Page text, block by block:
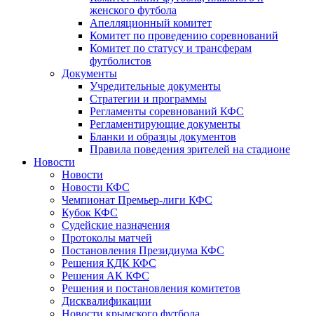
женского футбола
Апелляционный комитет
Комитет по проведению соревнований
Комитет по статусу и трансферам
футболистов
Документы
Учредительные документы
Стратегии и программы
Регламенты соревнований КФС
Регламентирующие документы
Бланки и образцы документов
Правила поведения зрителей на стадионе
Новости
Новости
Новости КФС
Чемпионат Премьер-лиги КФС
Кубок КФС
Судейские назначения
Протоколы матчей
Постановления Президиума КФС
Решения КДК КФС
Решения АК КФС
Решения и постановления комитетов
Дисквалификации
Новости крымского футбола